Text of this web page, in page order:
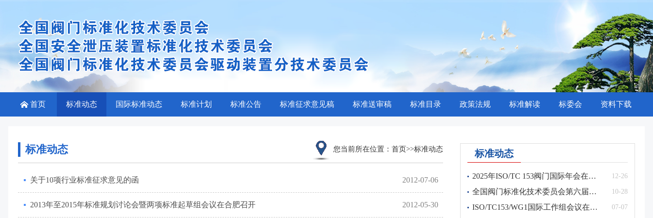
首页 标准动态 国际标准动态 标准计划 标准公告 标准征求意见稿 标准送审稿 标准目录 政策法规 标准解读 标委会 资料下载
标准动态 您当前所在位置： 首页>>标准动态
关于10项行业标准征求意见的函 2012-07-06
2013年至2015年标准规划讨论会暨两项标准起草组会议在合肥召开 2012-05-30
标准动态
12-26
2025年ISO/TC 153阀门国际年会在上海召开
10-28
全国阀门标准化技术委员会第六届四次及阀门驱动装置分技术委员会第三届二次大会在成都召开
07-07
ISO/TC153/WG1国际工作组会议在德国召开
国家标准发布公告2024年第32号 12-31
行业标准发布公告2026年第18号